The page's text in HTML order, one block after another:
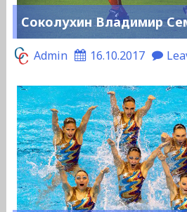
Соколухин Владимир
Admin 16.10.2017